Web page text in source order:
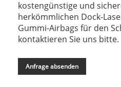
kostengünstige und
herkömmlichen Dock-
Gummi-Airbags für den
kontaktieren Sie uns bitte.
Anfrage absenden